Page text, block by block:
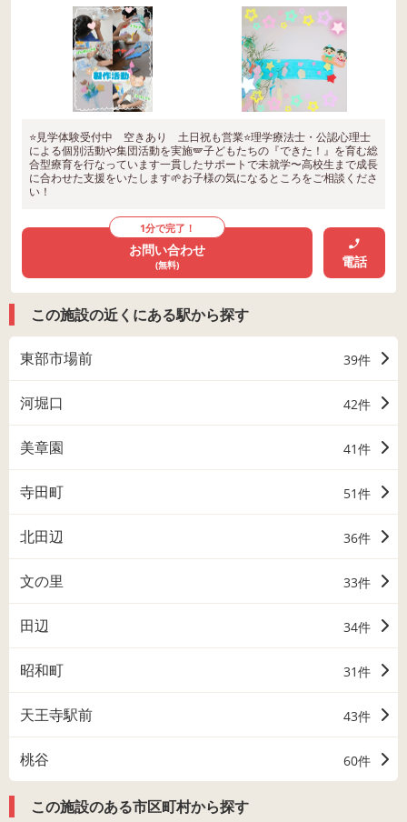
⭐見学体験受付中 空きあり 土日祝も営業⭐理学療法士・公認心理士
による個別活動や集団活動を実施🪽子どもたちの『できた！』を育む総
合型療育を行なっています一貫したサポートで未就学〜高校生まで成長
に合わせた支援をいたします🌱お子様の気になるところをご相談くださ
い！
1分で完了！
お問い合わせ
(無料) 電話
この施設の近くにある駅から探す
東部市場前 39件
河堀口 42件
美章園 41件
寺田町 51件
北田辺 36件
文の里 33件
田辺 34件
昭和町 31件
天王寺駅前 43件
桃谷 60件
この施設のある市区町村から探す